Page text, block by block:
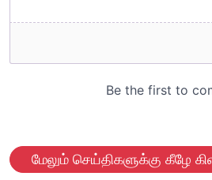
மேலும் செய்திகளுக்கு கீழே